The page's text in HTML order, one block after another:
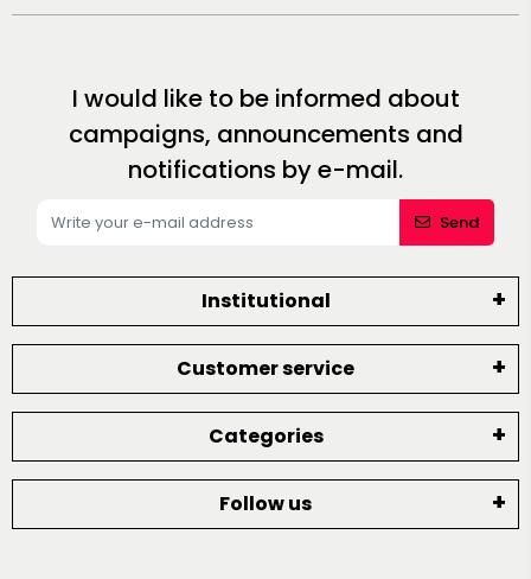
I would like to be informed about
campaigns, announcements and
notifications by e-mail.
Send
Institutional
Customer service
Categories
Follow us